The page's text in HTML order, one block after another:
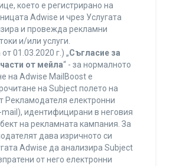
което е регистрирано на
Adwise и чрез Услугата
и провежда рекламни
и/или услуги.
01.03.2020 г.) „Съгласие за
от мейла“ - за нормалното
на Adwise MailBoost е
на Subject полето на
Рекламодателя електронни
идентифицирани в неговия
на рекламната кампания. За
дава изричното си
Adwise да анализира Subject
от него електронни